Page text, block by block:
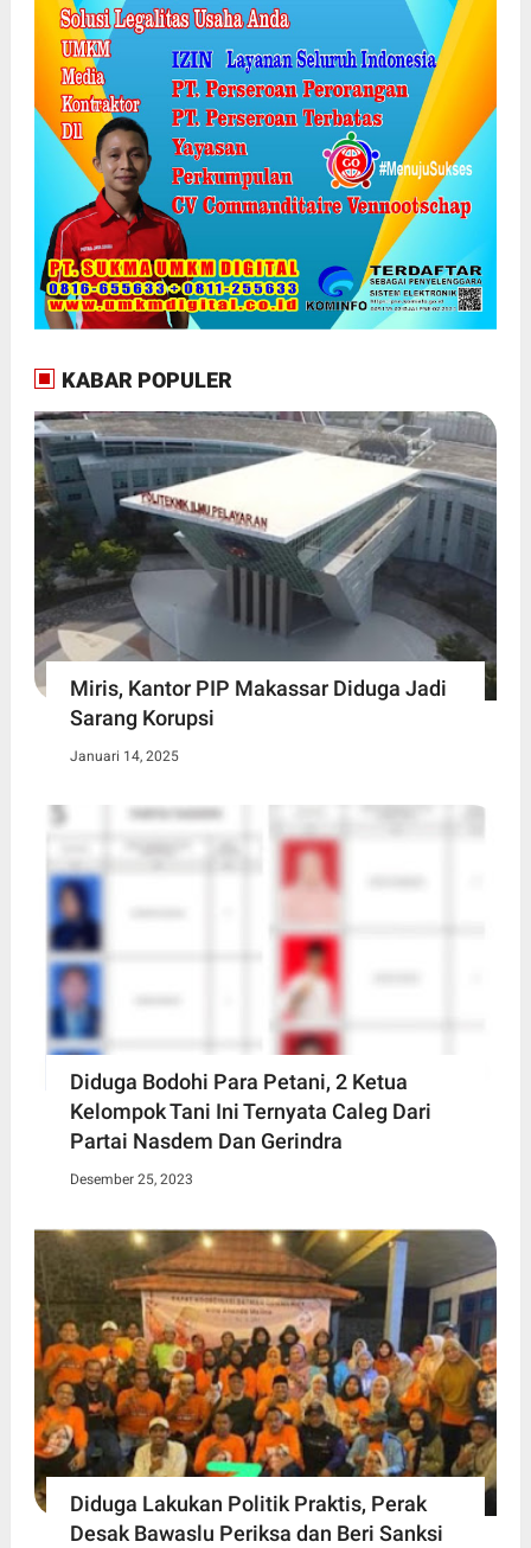
KABAR POPULER
Miris, Kantor PIP Makassar Diduga Jadi
Sarang Korupsi
Januari 14, 2025
Diduga Bodohi Para Petani, 2 Ketua
Kelompok Tani Ini Ternyata Caleg Dari
Partai Nasdem Dan Gerindra
Desember 25, 2023
Diduga Lakukan Politik Praktis, Perak
Desak Bawaslu Periksa dan Beri Sanksi